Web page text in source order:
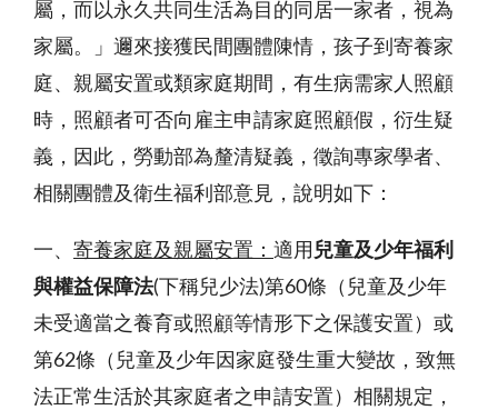
屬，而以永久共同生活為目的同居一家者，視為
家屬。」邇來接獲民間團體陳情，孩子到寄養家
庭、親屬安置或類家庭期間，有生病需家人照顧
時，照顧者可否向雇主申請家庭照顧假，衍生疑
義，因此，勞動部為釐清疑義，徵詢專家學者、
相關團體及衛生福利部意見，說明如下：
一、 寄養家庭及親屬安置： 適用 兒童及少年福利
與權益保障法(下稱兒少法)第60條（兒童及少年
未受適當之養育或照顧等情形下之保護安置）或
第62條（兒童及少年因家庭發生重大變故，致無
法正常生活於其家庭者之申請安置）相關規定，